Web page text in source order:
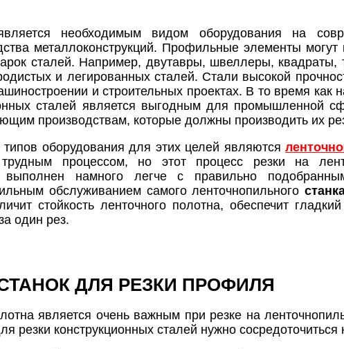
необходимым видом оборудования на
металлоконструкций. Профильные элементы
сталей. Например, двутавры, швеллеры, квадраты,
и легированных сталей. Стали высокой
и строительных проектах. В то время как
сталей является выгодным для промышленной
производствам, которые должны производить их
оборудования для этих целей являются
процессом, но этот процесс резки на
намного легче с правильно
обслуживанием самого ленточнопильного
стойкость ленточного полотна, обеспечит
один рез.
ДЛЯ РЕЗКИ ПРОФИЛЯ
является очень важным при резке на
резки конструкционных сталей нужно